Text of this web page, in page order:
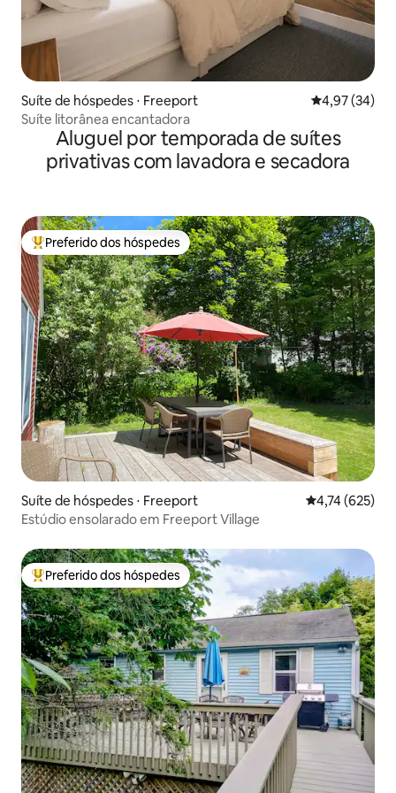
Suíte de hóspedes ⋅ Freeport 4,97 de uma
4,97 (34)
Suíte litorânea encantadora
Aluguel por temporada de suítes
privativas com lavadora e secadora
Entre os melhores preferidos dos hóspedes
Preferido dos hóspedes
Suíte de hóspedes ⋅ Freeport 4,74 de uma
4,74 (625)
Estúdio ensolarado em Freeport Village
Entre os melhores preferidos dos hóspedes
Preferido dos hóspedes